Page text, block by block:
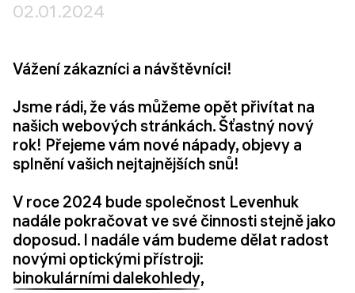
02.01.2024
Vážení zákazníci a návštěvníci!
Jsme rádi, že vás můžeme opět přivítat na
našich webových stránkách. Šťastný nový
rok! Přejeme vám nové nápady, objevy a
splnění vašich nejtajnějších snů!
V roce 2024 bude společnost Levenhuk
nadále pokračovat ve své činnosti stejně jako
doposud. I nadále vám budeme dělat radost
novými optickými přístroji:
binokulárními dalekohledy,